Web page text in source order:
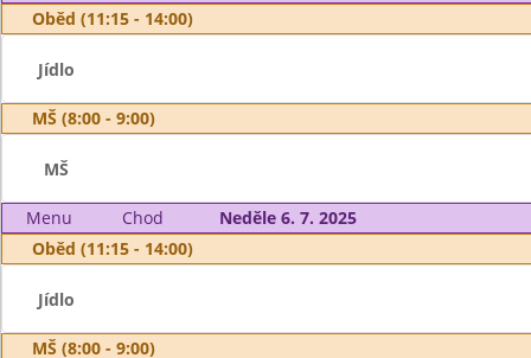
Oběd (11:15 - 14:00)
Jídlo
MŠ (8:00 - 9:00)
MŠ
Menu Chod
Neděle 6. 7. 2025
Oběd (11:15 - 14:00)
Jídlo
MŠ (8:00 - 9:00)